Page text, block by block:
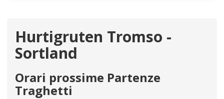
Hurtigruten Tromso -
Sortland
Orari prossime Partenze
Traghetti